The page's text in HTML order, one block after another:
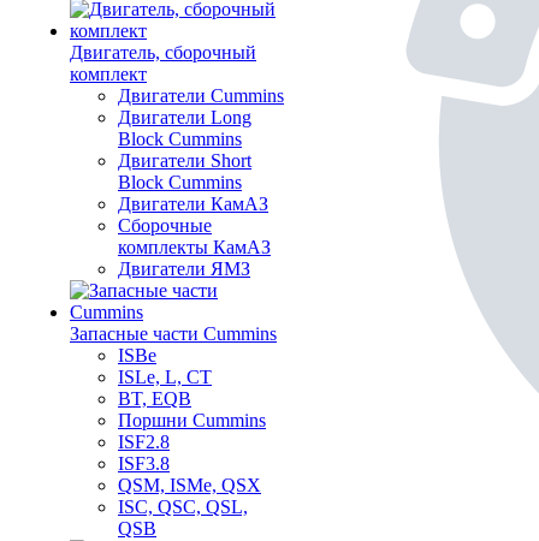
Двигатель, сборочный
комплект
Двигатели Cummins
Двигатели Long
Bloсk Cummins
Двигатели Short
Bloсk Cummins
Двигатели КамАЗ
Сборочные
комплекты КамАЗ
Двигатели ЯМЗ
Запасные части Cummins
ISBe
ISLe, L, CT
BT, EQB
Поршни Cummins
ISF2.8
ISF3.8
QSM, ISMe, QSX
ISC, QSC, QSL,
QSB